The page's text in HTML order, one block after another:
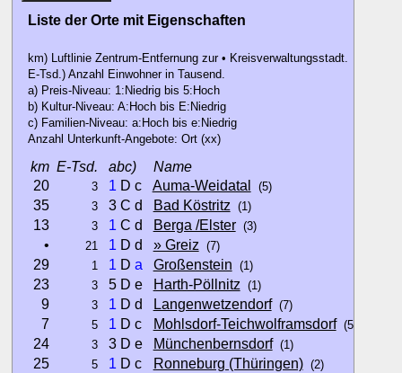
Liste der Orte mit Eigenschaften
km) Luftlinie Zentrum-Entfernung zur • Kreisverwaltungsstadt.
E-Tsd.) Anzahl Einwohner in Tausend.
a) Preis-Niveau: 1:Niedrig bis 5:Hoch
b) Kultur-Niveau: A:Hoch bis E:Niedrig
c) Familien-Niveau: a:Hoch bis e:Niedrig
Anzahl Unterkunft-Angebote: Ort (xx)
km E-Tsd. abc)
Name
20
3 1 D c Auma-Weidatal (5)
35 3 3 C d Bad Köstritz (1)
13 3 1 C d Berga /Elster (3)
• 21 1 D d » Greiz (7)
29 1 1 D a Großenstein (1)
23 3 5 D e Harth-Pöllnitz (1)
9 3 1 D d Langenwetzendorf (7)
7 5 1 D c Mohlsdorf-Teichwolframsdorf (5)
24 3 3 D e Münchenbernsdorf (1)
25 5 1 D c Ronneburg (Thüringen) (2)